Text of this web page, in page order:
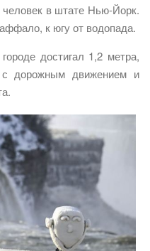
в штате Нью-Йорк.
к югу от водопада.
достигал 1,2 метра,
дорожным движением и